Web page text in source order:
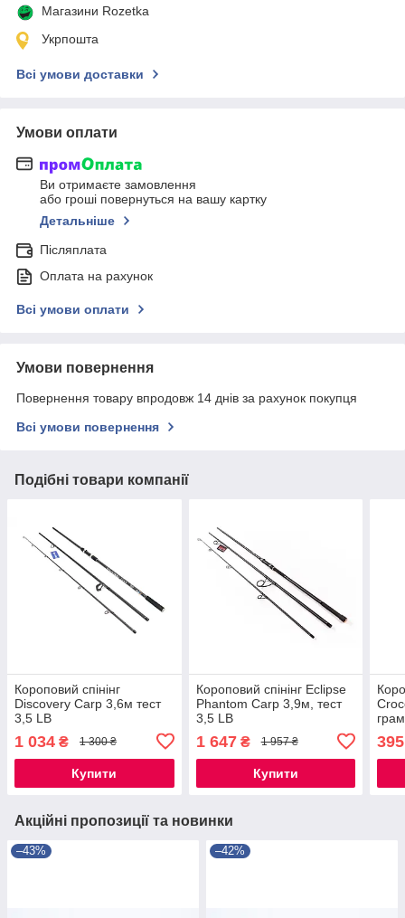
Магазини Rozetka
Укрпошта
Всі умови доставки
Умови оплати
Ви отримаєте замовлення
або гроші повернуться на вашу картку
Детальніше
Післяплата
Оплата на рахунок
Всі умови оплати
Умови повернення
Повернення товару впродовж 14 днів за рахунок покупця
Всі умови повернення
Подібні товари компанії
Короповий спінінг
Discovery Carp 3,6м тест
3,5 LB
1 034 ₴ 1 300 ₴
Купити
Короповий спінінг Eclipse
Phantom Carp 3,9м, тест
3,5 LB
1 647₴ 1 957 ₴
Купити
395
Акційні пропозиції та новинки
–43% –42%